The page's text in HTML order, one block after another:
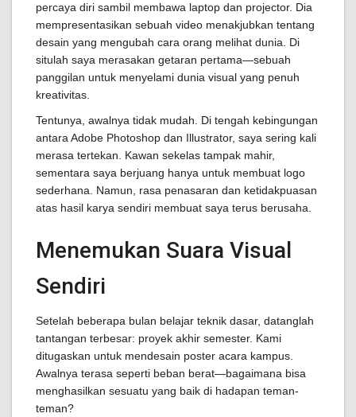
percaya diri sambil membawa laptop dan projector. Dia
mempresentasikan sebuah video menakjubkan tentang
desain yang mengubah cara orang melihat dunia. Di
situlah saya merasakan getaran pertama—sebuah
panggilan untuk menyelami dunia visual yang penuh
kreativitas.
Tentunya, awalnya tidak mudah. Di tengah kebingungan
antara Adobe Photoshop dan Illustrator, saya sering kali
merasa tertekan. Kawan sekelas tampak mahir,
sementara saya berjuang hanya untuk membuat logo
sederhana. Namun, rasa penasaran dan ketidakpuasan
atas hasil karya sendiri membuat saya terus berusaha.
Menemukan Suara Visual
Sendiri
Setelah beberapa bulan belajar teknik dasar, datanglah
tantangan terbesar: proyek akhir semester. Kami
ditugaskan untuk mendesain poster acara kampus.
Awalnya terasa seperti beban berat—bagaimana bisa
menghasilkan sesuatu yang baik di hadapan teman-
teman?